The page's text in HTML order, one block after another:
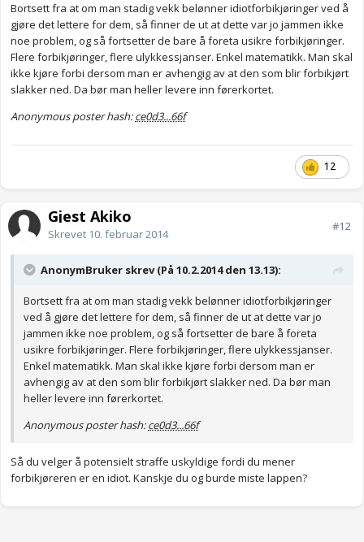
Bortsett fra at om man stadig vekk belønner idiotforbikjøringer ved å
gjøre det lettere for dem, så finner de ut at dette var jo jammen ikke
noe problem, og så fortsetter de bare å foreta usikre forbikjøringer.
Flere forbikjøringer, flere ulykkessjanser. Enkel matematikk. Man skal
ikke kjøre forbi dersom man er avhengig av at den som blir forbikjørt
slakker ned. Da bør man heller levere inn førerkortet.
Anonymous poster hash:ce0d3...66f
12
Gjest Akiko
Skrevet 10. februar 2014
#12
AnonymBruker skrev (På 10.2.2014 den 13.13):
Bortsett fra at om man stadig vekk belønner idiotforbikjøringer
ved å gjøre det lettere for dem, så finner de ut at dette var jo
jammen ikke noe problem, og så fortsetter de bare å foreta
usikre forbikjøringer. Flere forbikjøringer, flere ulykkessjanser.
Enkel matematikk. Man skal ikke kjøre forbi dersom man er
avhengig av at den som blir forbikjørt slakker ned. Da bør man
heller levere inn førerkortet.
Anonymous poster hash:ce0d3...66f
Så du velger å potensielt straffe uskyldige fordi du mener
forbikjøreren er en idiot. Kanskje du og burde miste lappen?